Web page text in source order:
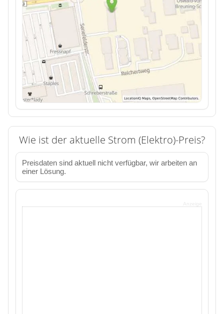
Wie ist der aktuelle Strom (Elektro)-Preis?
Preisdaten sind aktuell nicht verfügbar, wir arbeiten an
einer Lösung.